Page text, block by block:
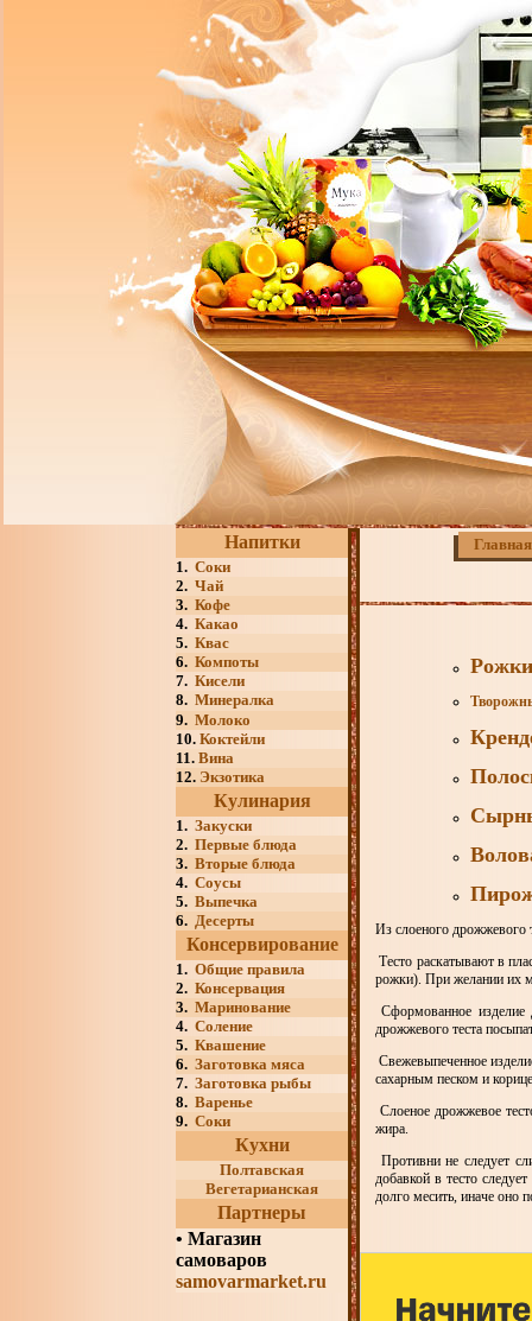
Напитки
1. Соки
2. Чай
3. Кофе
4. Какао
5. Квас
6. Компоты
7. Кисели
8. Минералка
9. Молоко
10. Коктейли
11. Вина
12. Экзотика
Кулинария
1. Закуски
2. Первые блюда
3. Вторые блюда
4. Соусы
5. Выпечка
6. Десерты
Консервирование
1. Общие правила
2. Консервация
3. Маринование
4. Соление
5. Квашение
6. Заготовка мяса
7. Заготовка рыбы
8. Варенье
9. Соки
Кухни
Полтавская
Вегетарианская
Партнеры
• Магазин
самоваров
samovarmarket.ru
Главная
Из слоеного дрожжевого
Тесто раскатывают в
рожки). При желании их
Сформованное
дрожжевого теста
Свежевыпеченное
сахарным песком и
Слоеное дрожжевое
жира.
Противни не следует
добавкой в тесто
долго месить, иначе оно